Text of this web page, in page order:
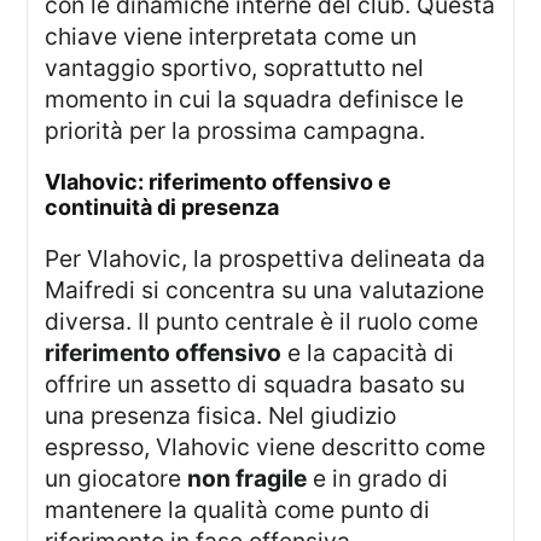
chiave viene interpretata come un
vantaggio sportivo, soprattutto nel
momento in cui la squadra definisce le
priorità per la prossima campagna.
vlahovic: riferimento offensivo e
continuità di presenza
Per Vlahovic, la prospettiva delineata da
Maifredi si concentra su una valutazione
diversa. Il punto centrale è il ruolo come
riferimento offensivo e la capacità di
offrire un assetto di squadra basato su
una presenza fisica. Nel giudizio
espresso, Vlahovic viene descritto come
un giocatore non fragile e in grado di
mantenere la qualità come punto di